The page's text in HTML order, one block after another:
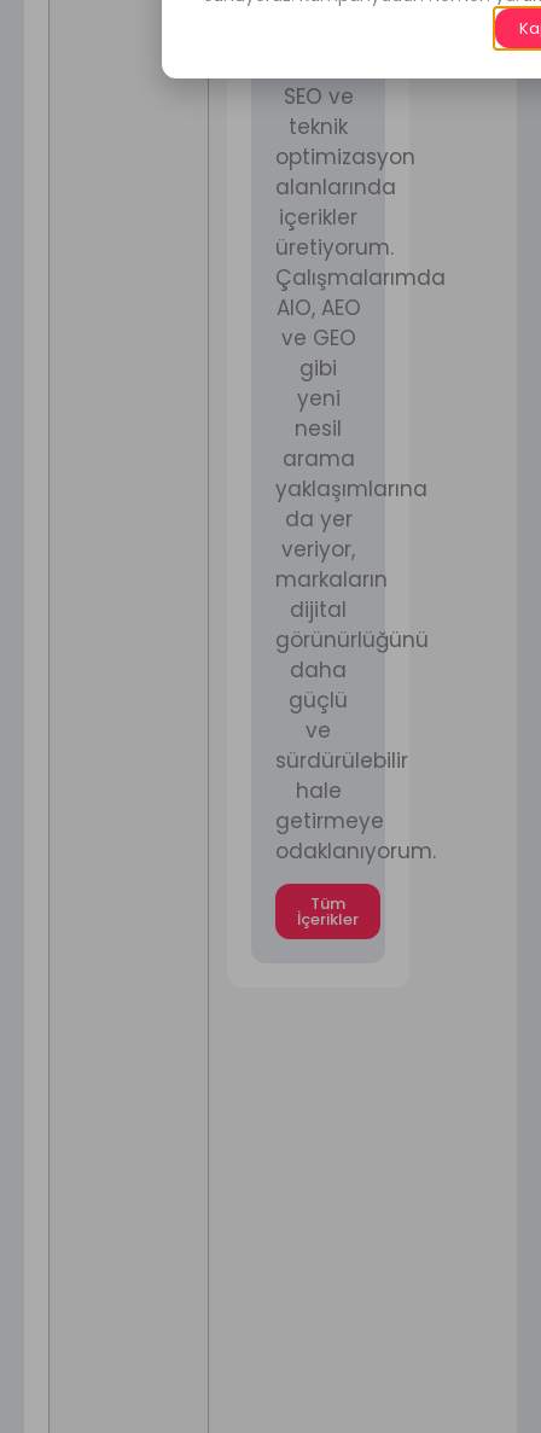
SEO ve
teknik
optimizasyon
alanlarında
içerikler
üretiyorum.
Çalışmalarımda
AIO, AEO
ve GEO
gibi
yeni
nesil
arama
yaklaşımlarına
da yer
veriyor,
markaların
dijital
görünürlüğünü
daha
güçlü
ve
sürdürülebilir
hale
getirmeye
odaklanıyorum.
Tüm
İçerikler